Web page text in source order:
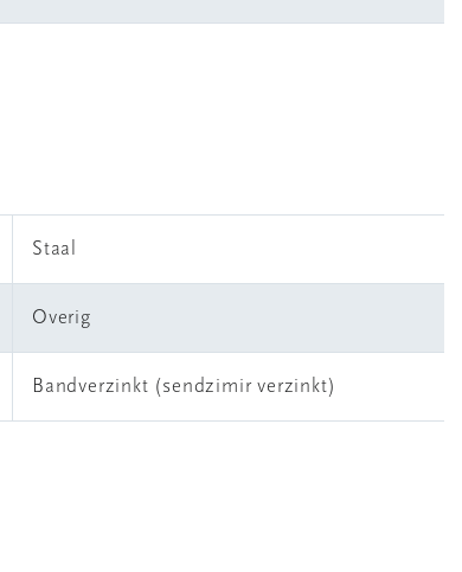
Staal
Overig
Bandverzinkt (sendzimir verzinkt)